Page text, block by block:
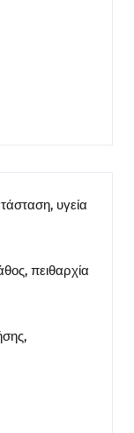
υγεία
πειθαρχία